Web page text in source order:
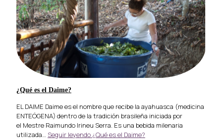
¿Qué es el Daime?
EL DAIME Daime es el nombre que recibe la ayahuasca (medicina
ENTEÓGENA) dentro de la tradición brasileña iniciada por
el Mestre Raimundo Irineu Serra. Es una bebida milenaria
utilizada… Seguir leyendo ¿Qué es el Daime?